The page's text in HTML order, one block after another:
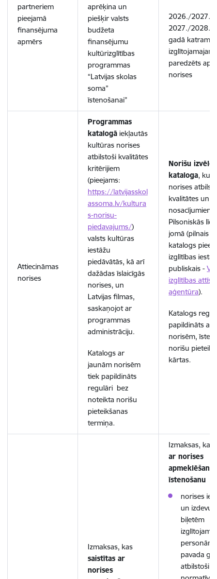
partneriem
pieejamā
finansējuma
apmērs
aprēķina un
piešķir valsts
budžeta
finansējumu
kultūrizglītības
programmas
“Latvijas skolas
soma”
īstenošanai”
2026./2027.,
2027./2028.
gadā katram
izglītojamajam
paredzēts
norises
Attiecināmas
norises
Programmas
katalogā iekļautās
kultūras norises
atbilstoši kvalitātes
kritērijiem
(pieejams:
https://latvijasskol
assoma.lv/kultura
s-norisu-
piedavajums/)
valsts kultūras
iestāžu
piedāvātās, kā arī
dažādas īslaicīgās
norises, un
Latvijas filmas,
saskaņojot ar
programmas
administrāciju.
Katalogs ar
jaunām norisēm
tiek papildināts
regulāri bez
noteikta norišu
pieteikšanas
termiņa.
Norišu izvēle
kataloga,
norises
kvalitātes un
nosacījumiem
Pilsoniskās
jomā (pilnais
katalogs
izglītības
publiskais -
izglītības
aģentūra).
Katalogs
papildināts ar
norisēm,
norišu
kārtas.
Izmaksas, kas
saistītas ar
norises
Izmaksas, kas
ar norises
apmeklēšanu
īstenošanu
norises
un
biļetēm
pavada
atbilstoši